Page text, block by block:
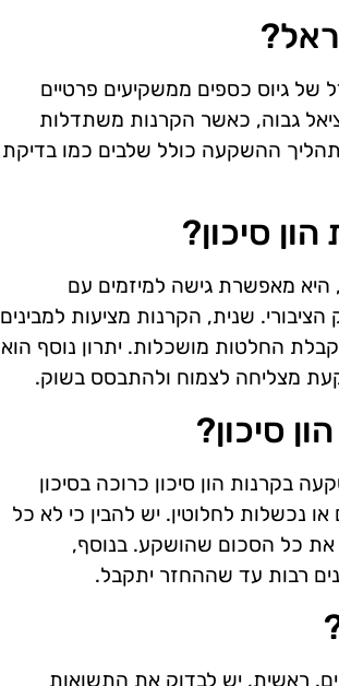
של גיוס כספים ממשקיעים פרטיים
גבוה, כאשר הקרנות משתדלות
ההשקעה כולל שלבים כמו בדיקת
סיכון?
היא מאפשרת גישה למיזמים עם
שנית, הקרנות מציעות למבינים
החלטות מושכלות. יתרון נוסף הוא
מצליחה לצמוח ולהתבסס בשוק.
סיכון?
בקרנות הון סיכון כרוכה בסיכון
נכשלות לחלוטין. יש להבין כי לא כל
את כל הסכום שהושקע. בנוסף,
רבות עד שההחזר יתקבל.
ראשית, יש לבדוק את התשואות